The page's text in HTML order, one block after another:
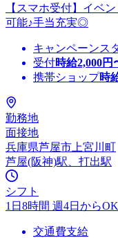
【スマホ受付】イベ
可能♪手当充実◎
キャンペーンス
受付時給2,000円
携帯ショップ時
勤務地
面接地
兵庫県芦屋市上宮川町
芦屋(阪神)駅、打出駅
シフト
1日8時間 週4日からOK
交通費支給